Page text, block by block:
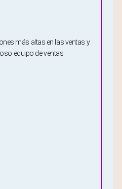
más altas en las ventas y
equipo de ventas.